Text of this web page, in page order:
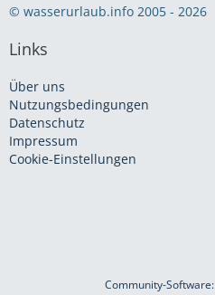
© wasserurlaub.info 2005 - 2026
Links
Über uns
Nutzungsbedingungen
Datenschutz
Impressum
Cookie-Einstellungen
Community-Software: